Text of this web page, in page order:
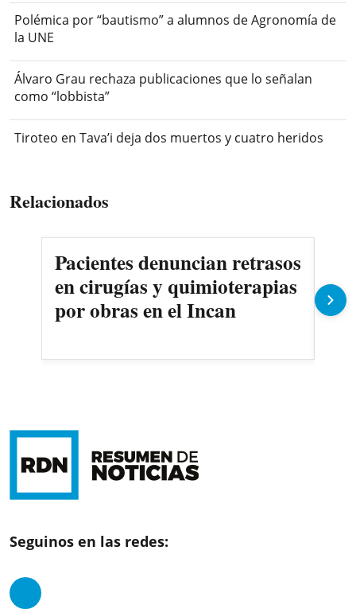
Polémica por “bautismo” a alumnos de Agronomía de
la UNE
Álvaro Grau rechaza publicaciones que lo señalan
como “lobbista”
Tiroteo en Tava’i deja dos muertos y cuatro heridos
Relacionados
Pacientes denuncian retrasos
en cirugías y quimioterapias
por obras en el Incan
Seguinos en las redes: